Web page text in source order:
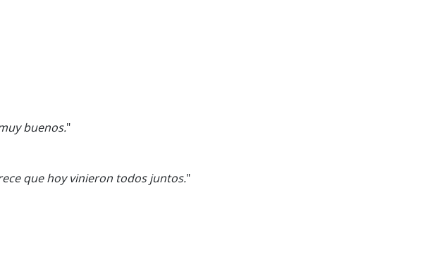
buenos."
que hoy vinieron todos juntos."